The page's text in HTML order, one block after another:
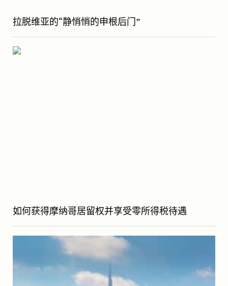
拉脱维亚的“静悄悄的申根后门”
如何获得摩纳哥居留权并享受零所得税待遇